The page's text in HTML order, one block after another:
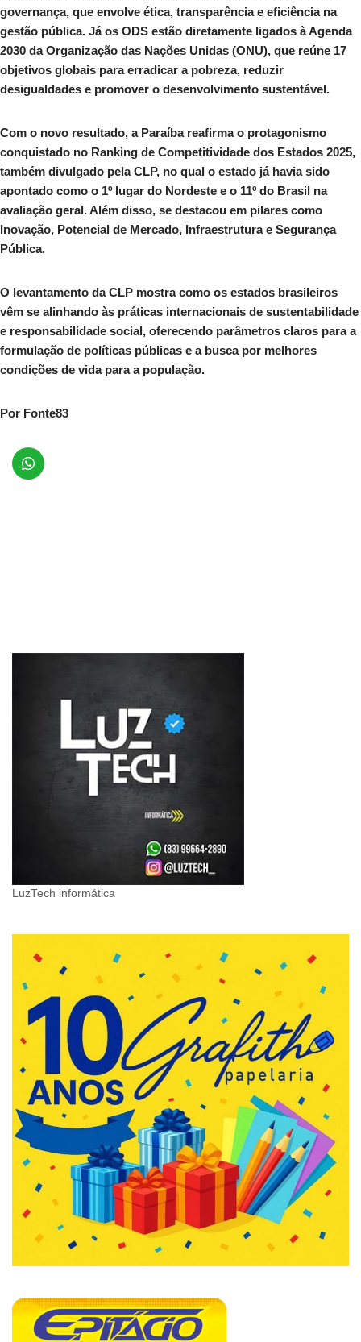
governança, que envolve ética, transparência e eficiência na
gestão pública. Já os ODS estão diretamente ligados à Agenda
2030 da Organização das Nações Unidas (ONU), que reúne 17
objetivos globais para erradicar a pobreza, reduzir
desigualdades e promover o desenvolvimento sustentável.
Com o novo resultado, a Paraíba reafirma o protagonismo
conquistado no Ranking de Competitividade dos Estados 2025,
também divulgado pela CLP, no qual o estado já havia sido
apontado como o 1º lugar do Nordeste e o 11º do Brasil na
avaliação geral. Além disso, se destacou em pilares como
Inovação, Potencial de Mercado, Infraestrutura e Segurança
Pública.
O levantamento da CLP mostra como os estados brasileiros
vêm se alinhando às práticas internacionais de sustentabilidade
e responsabilidade social, oferecendo parâmetros claros para a
formulação de políticas públicas e a busca por melhores
condições de vida para a população.
Por Fonte83
LuzTech informática